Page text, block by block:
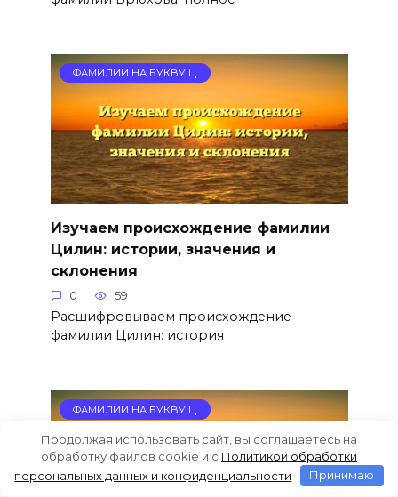
ФАМИЛИИ НА БУКВУ Ц
Изучаем происхождение фамилии
Цилин: истории, значения и
склонения
0 59
Расшифровываем происхождение
фамилии Цилин: история
ФАМИЛИИ НА БУКВУ Ц
Продолжая использовать сайт, вы соглашаетесь на
обработку файлов cookie и c Политикой обработки
персональных данных и конфиденциальности
Принимаю